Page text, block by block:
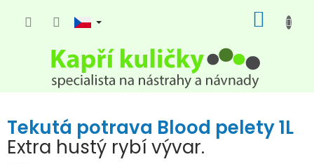
KOŠÍK
Tekutá potrava Blood pelety 1L
Extra hustý rybí vývar.